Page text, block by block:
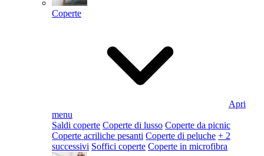
Coperte
Apri
menu
Saldi coperte Coperte di lusso Coperte da picnic
Coperte acriliche pesanti Coperte di peluche + 2
successivi Soffici coperte Coperte in microfibra